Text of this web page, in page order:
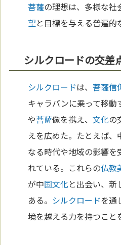
菩薩の理想は、多様な社
望と目標を与える普遍的
シルクロードの交差
シルクロードは、菩薩信
キャラバンに乗って移動
や菩薩像を携え、文化の
えを広めた。たとえば、
なる時代や地域の影響を
れている。これらの仏教
が中国文化と出会い、新
ある。 シルクロードを通
境を越える力を持つこと